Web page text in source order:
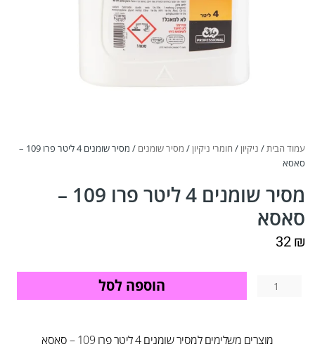
עמוד הבית/ ניקיון/ חומרי ניקיון/ מסיר שומנים
/ מסיר שומנים 4 ליטר פרו 109 –
סאסא
מסיר שומנים 4 ליטר פרו 109 –
סאסא
32₪
הוספה לסל
מוצרים משלימים למסיר שומנים 4 ליטר פרו 109 – סאסא